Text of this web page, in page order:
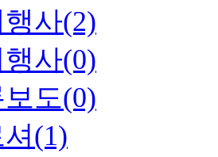
사(2)
사(0)
도(0)
(1)